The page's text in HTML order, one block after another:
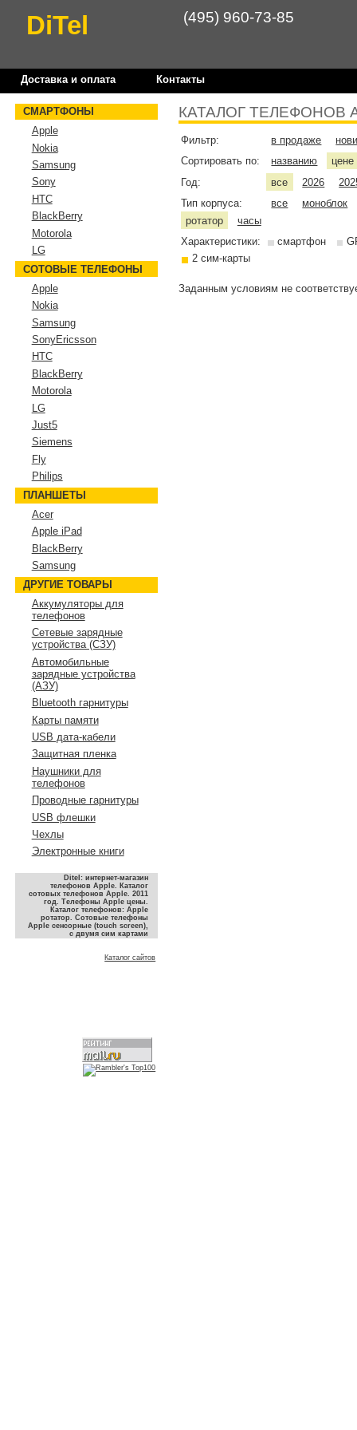
DiTel (495) 960-73-85
Доставка и оплата Контакты
КАТАЛОГ ТЕЛЕФОНОВ
Фильтр: в продаже
Сортировать по:
названию
цене
Год:
все 2026
Тип корпуса:
все
моноблок
ротатор
часы
Характеристики:
смартфон
2 сим-карты
Заданным условиям не
СМАРТФОНЫ
Apple
Nokia
Samsung
Sony
HTC
BlackBerry
Motorola
LG
СОТОВЫЕ ТЕЛЕФОНЫ
Apple
Nokia
Samsung
SonyEricsson
HTC
BlackBerry
Motorola
LG
Just5
Siemens
Fly
Philips
ПЛАНШЕТЫ
Acer
Apple iPad
BlackBerry
Samsung
ДРУГИЕ ТОВАРЫ
Аккумуляторы для
телефонов
Сетевые зарядные
устройства (СЗУ)
Автомобильные
зарядные устройства
(АЗУ)
Bluetooth гарнитуры
Карты памяти
USB дата-кабели
Защитная пленка
Наушники для
телефонов
Проводные гарнитуры
USB флешки
Чехлы
Электронные книги
Ditel: интернет-магазин
телефонов Apple. Каталог
сотовых телефонов Apple. 2011
год. Телефоны Apple цены.
Каталог телефонов: Apple
ротатор. Сотовые телефоны
Apple сенсорные (touch screen),
с двумя сим картами
Каталог сайтов